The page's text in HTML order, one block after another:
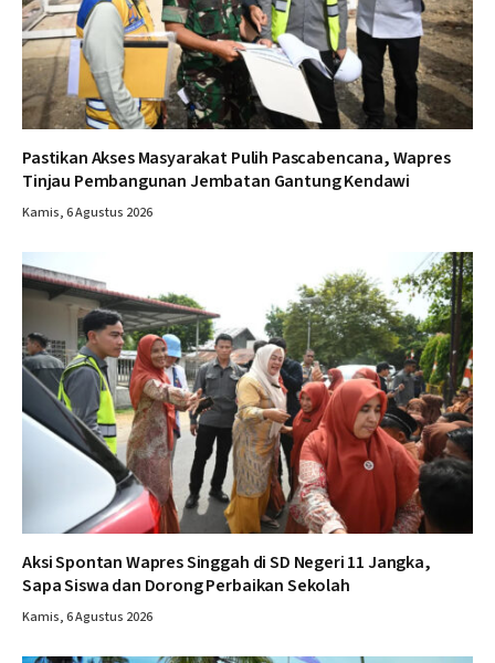
Pastikan Akses Masyarakat Pulih Pascabencana, Wapres
Tinjau Pembangunan Jembatan Gantung Kendawi
Kamis, 6 Agustus 2026
Aksi Spontan Wapres Singgah di SD Negeri 11 Jangka,
Sapa Siswa dan Dorong Perbaikan Sekolah
Kamis, 6 Agustus 2026